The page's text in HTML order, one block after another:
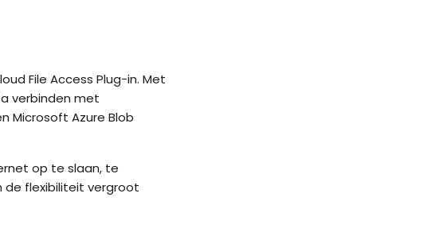
File Access Plug-in. Met
verbinden met
Microsoft Azure Blob
op te slaan, te
de flexibiliteit vergroot